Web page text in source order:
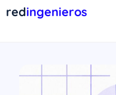
redingenieros